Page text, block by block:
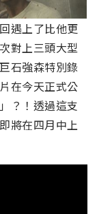
遇上了比他更
對上三頭大型
石強森特別錄
在今天正式公
？！透過這支
將在四月中上